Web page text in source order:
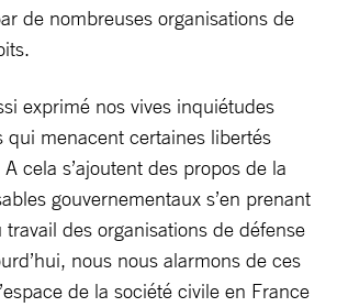
de nombreuses organisations de
exprimé nos vives inquiétudes
qui menacent certaines libertés
cela s’ajoutent des propos de la
gouvernementaux s’en prenant
des organisations de défense
nous nous alarmons de ces
de la société civile en France